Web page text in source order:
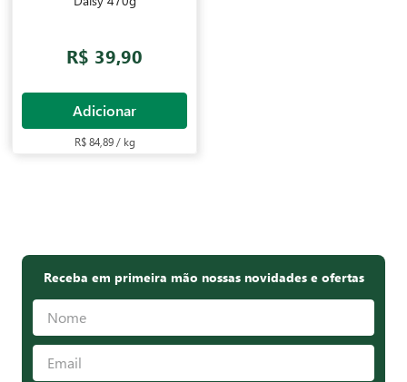
R$ 39,90
Adicionar
R$ 84,89 / kg
Receba em primeira mão nossas novidades e ofertas